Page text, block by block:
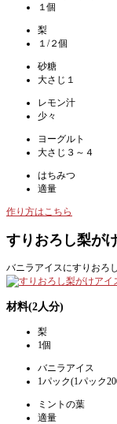
１個
梨
１/２個
砂糖
大さじ１
レモン汁
少々
ヨーグルト
大さじ３～４
はちみつ
適量
作り方はこちら
すりおろし梨が
バニラアイスにすりおろ
材料(2人分)
梨
1個
バニラアイス
1パック(1パック
ミントの葉
適量